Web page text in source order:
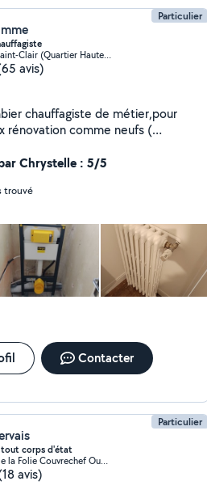
Particulier
Hérouville-Saint-Clair (Quartier Haute Folie et Centre Ville)
avis)
chauffagiste de métier,pour
rénovation comme neufs (
à tous.
Chrystelle : 5/5
trouvé
Contacter
Particulier
tout corps d'état
Caen (Zac de la Folie Couvrechef Ouest)
avis)